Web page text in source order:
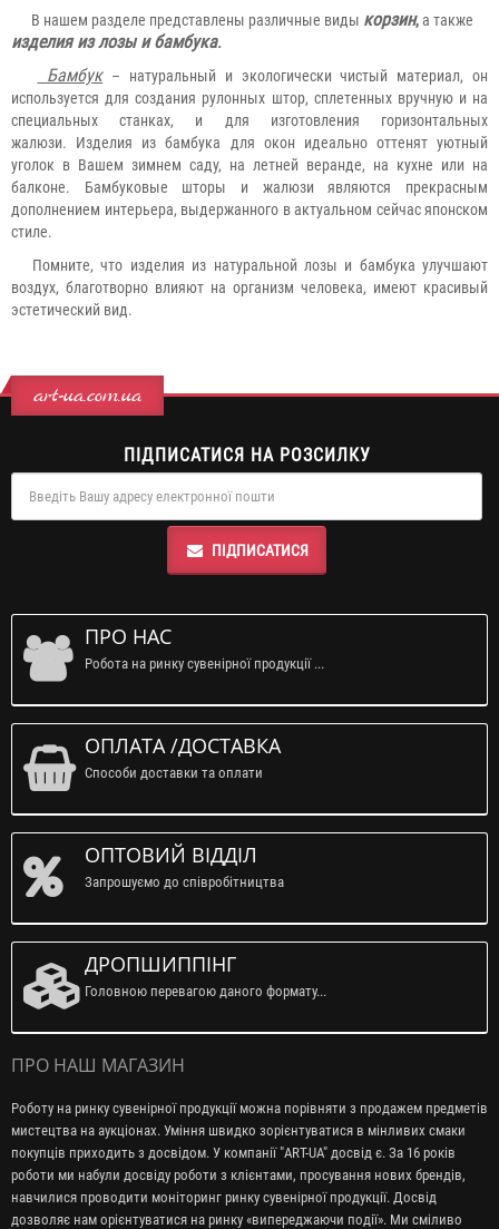
В нашем разделе представлены различные виды корзин,а также
изделия из лозы и бамбука.
Бамбук– натуральный и экологически чистый материал, он
используется для создания рулонных штор, сплетенных вручную и на
специальных станках, и для изготовления горизонтальных
жалюзи. Изделия из бамбука для окон идеально оттенят уютный
уголок в Вашем зимнем саду, на летней веранде, на кухне или на
балконе. Бамбуковые шторы и жалюзи являются прекрасным
дополнением интерьера, выдержанного в актуальном сейчас японском
стиле.
Помните, что изделия из натуральной лозы и бамбука улучшают
воздух, благотворно влияют на организм человека, имеют красивый
эстетический вид.
art-ua.com.ua
ПІДПИСАТИСЯ НА РОЗСИЛКУ
ПІДПИСАТИСЯ
ПРО НАС
Робота на ринку сувенірної продукції ...
ОПЛАТА /ДОСТАВКА
Способи доставки та оплати
ОПТОВИЙ ВІДДІЛ
Запрошуємо до співробітництва
ДРОПШИППІНГ
Головною перевагою даного формату...
ПРО НАШ МАГАЗИН
Роботу на ринку сувенірної продукції можна порівняти з продажем предметів
мистецтва на аукціонах. Уміння швидко зорієнтуватися в мінливих смаки
покупців приходить з досвідом. У компанії "ART-UA" досвід є. За 16 років
роботи ми набули досвіду роботи з клієнтами, просування нових брендів,
навчилися проводити моніторинг ринку сувенірної продукції. Досвід
дозволяє нам орієнтуватися на ринку «випереджаючи події». Ми сміливо